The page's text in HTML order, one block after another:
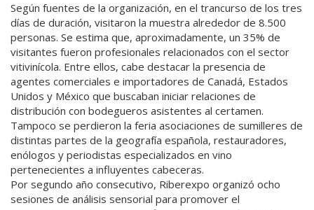
Según fuentes de la organización, en el trancurso de los tres
días de duración, visitaron la muestra alrededor de 8.500
personas. Se estima que, aproximadamente, un 35% de
visitantes fueron profesionales relacionados con el sector
vitivinícola. Entre ellos, cabe destacar la presencia de
agentes comerciales e importadores de Canadá, Estados
Unidos y México que buscaban iniciar relaciones de
distribución con bodegueros asistentes al certamen.
Tampoco se perdieron la feria asociaciones de sumilleres de
distintas partes de la geografía española, restauradores,
enólogos y periodistas especializados en vino
pertenecientes a influyentes cabeceras.
Por segundo año consecutivo, Riberexpo organizó ocho
sesiones de análisis sensorial para promover el